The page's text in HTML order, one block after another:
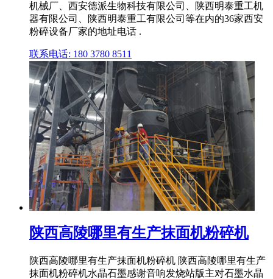
机械厂、西安德派生物科技有限公司、陕西明泰重工机
器有限公司、陕西明泰重工有限公司等在内的36家西安
粉碎设备厂家的地址电话 .
联系电话: 180 3780 8511
陕西高陵哪里有生产抹面机粉碎机
陕西高陵哪里有生产抹面机粉碎机 陕西高陵哪里有生产
抹面机粉碎机水晶石墨感谢音响发烧站版主对石墨水晶